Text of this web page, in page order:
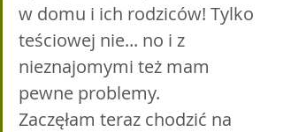
w domu i ich rodziców! Tylko
teściowej nie... no i z
nieznajomymi też mam
pewne problemy.
Zaczęłam teraz chodzić na